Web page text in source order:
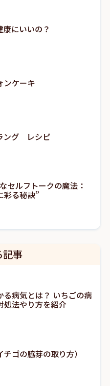
康にいいの？
ンケーキ
ング レシピ
セルフトークの魔法：
彩る秘訣”
記事
る病気とは？ いちごの病
処法やり方を紹介
ゴの脇芽の取り方）